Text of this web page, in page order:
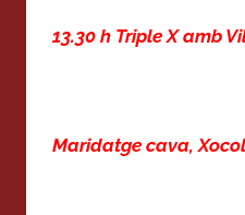
13.30 h Triple X amb
Maridatge cava,